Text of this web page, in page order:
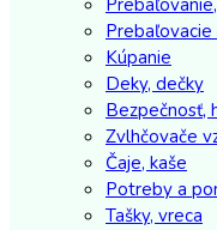
Kúpanie
Deky, dečky
Bezpečnosť,
Zvlhčovače
Čaje, kaše
Potreby a
Tašky, vreca